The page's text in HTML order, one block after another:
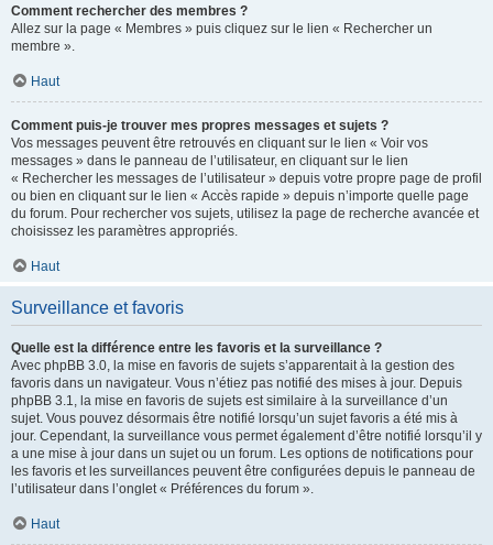
Comment rechercher des membres ?
Allez sur la page « Membres » puis cliquez sur le lien « Rechercher un
membre ».
Haut
Comment puis-je trouver mes propres messages et sujets ?
Vos messages peuvent être retrouvés en cliquant sur le lien « Voir vos
messages » dans le panneau de l’utilisateur, en cliquant sur le lien
« Rechercher les messages de l’utilisateur » depuis votre propre page de profil
ou bien en cliquant sur le lien « Accès rapide » depuis n’importe quelle page
du forum. Pour rechercher vos sujets, utilisez la page de recherche avancée et
choisissez les paramètres appropriés.
Haut
Surveillance et favoris
Quelle est la différence entre les favoris et la surveillance ?
Avec phpBB 3.0, la mise en favoris de sujets s’apparentait à la gestion des
favoris dans un navigateur. Vous n’étiez pas notifié des mises à jour. Depuis
phpBB 3.1, la mise en favoris de sujets est similaire à la surveillance d’un
sujet. Vous pouvez désormais être notifié lorsqu’un sujet favoris a été mis à
jour. Cependant, la surveillance vous permet également d’être notifié lorsqu’il y
a une mise à jour dans un sujet ou un forum. Les options de notifications pour
les favoris et les surveillances peuvent être configurées depuis le panneau de
l’utilisateur dans l’onglet « Préférences du forum ».
Haut